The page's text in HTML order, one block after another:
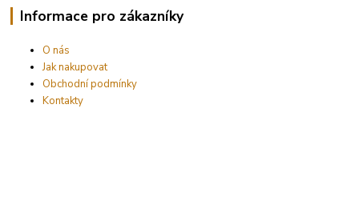
Informace pro zákazníky
O nás
Jak nakupovat
Obchodní podmínky
Kontakty